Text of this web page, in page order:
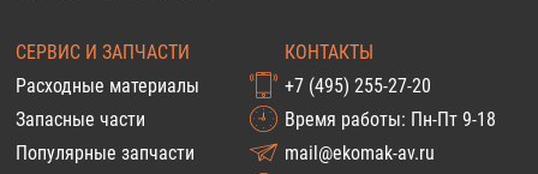
СЕРВИС И ЗАПЧАСТИ
Расходные материалы
Запасные части
Популярные запчасти
КОНТАКТЫ
+7 (495) 255-27-20
Время работы: Пн-Пт 9-18
mail@ekomak-av.ru